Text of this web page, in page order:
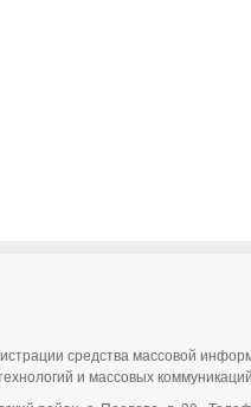
средства массовой
и массовых